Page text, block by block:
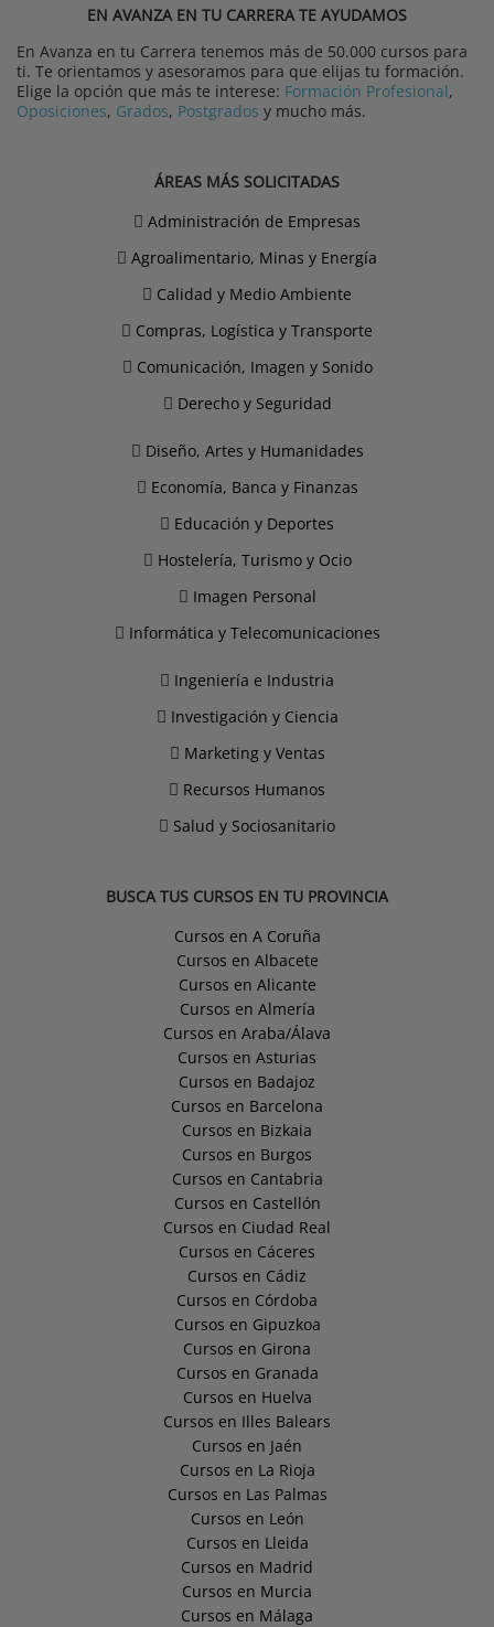
EN AVANZA EN TU CARRERA TE AYUDAMOS
En Avanza en tu Carrera tenemos más de 50.000 cursos para
ti. Te orientamos y asesoramos para que elijas tu formación.
Elige la opción que más te interese: Formación Profesional,
Oposiciones, Grados, Postgrados y mucho más.
ÁREAS MÁS SOLICITADAS
Administración de Empresas
Agroalimentario, Minas y Energía
Calidad y Medio Ambiente
Compras, Logística y Transporte
Comunicación, Imagen y Sonido
Derecho y Seguridad
Diseño, Artes y Humanidades
Economía, Banca y Finanzas
Educación y Deportes
Hostelería, Turismo y Ocio
Imagen Personal
Informática y Telecomunicaciones
Ingeniería e Industria
Investigación y Ciencia
Marketing y Ventas
Recursos Humanos
Salud y Sociosanitario
BUSCA TUS CURSOS EN TU PROVINCIA
Cursos en A Coruña
Cursos en Albacete
Cursos en Alicante
Cursos en Almería
Cursos en Araba/Álava
Cursos en Asturias
Cursos en Badajoz
Cursos en Barcelona
Cursos en Bizkaia
Cursos en Burgos
Cursos en Cantabria
Cursos en Castellón
Cursos en Ciudad Real
Cursos en Cáceres
Cursos en Cádiz
Cursos en Córdoba
Cursos en Gipuzkoa
Cursos en Girona
Cursos en Granada
Cursos en Huelva
Cursos en Illes Balears
Cursos en Jaén
Cursos en La Rioja
Cursos en Las Palmas
Cursos en León
Cursos en Lleida
Cursos en Madrid
Cursos en Murcia
Cursos en Málaga